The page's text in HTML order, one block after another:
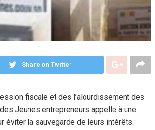
Share on Twitter
fiscale et des l’alourdissement des
Jeunes entrepreneurs appelle à une
éviter la sauvegarde de leurs intérêts.